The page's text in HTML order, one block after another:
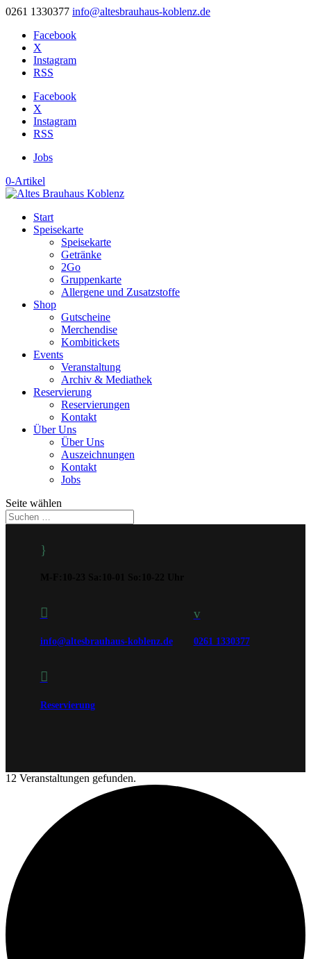
0261 1330377 info@altesbrauhaus-koblenz.de
Facebook
X
Instagram
RSS
Facebook
X
Instagram
RSS
Jobs
0-Artikel
Start
Speisekarte
Speisekarte
Getränke
2Go
Gruppenkarte
Allergene und Zusatzstoffe
Shop
Gutscheine
Merchendise
Kombitickets
Events
Veranstaltung
Archiv & Mediathek
Reservierung
Reservierungen
Kontakt
Über Uns
Über Uns
Auszeichnungen
Kontakt
Jobs
Seite wählen
}

info@altesbrauhaus-koblenz.de
v
0261 1330377

Reservierung
12 Veranstaltungen gefunden.